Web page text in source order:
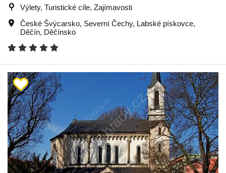
Výlety, Turistické cíle, Zajímavosti
České Švýcarsko, Severní Čechy, Labské pískovce,
Děčín, Děčínsko